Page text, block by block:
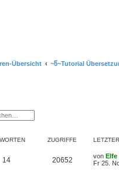
Übersicht
~წ~Tutorial
ZUGRIFFE
14A
20652Z
L
e
von Elfe
Fr 25.